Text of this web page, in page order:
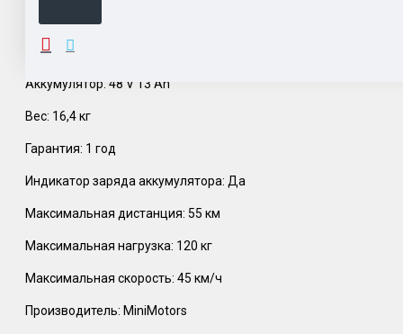
ОПИСАНИЕ
Аккумулятор: 48 V 13 Ah
Вес: 16,4 кг
Гарантия: 1 год
Индикатор заряда аккумулятора: Да
Максимальная дистанция: 55 км
Максимальная нагрузка: 120 кг
Максимальная скорость: 45 км/ч
Производитель: MiniMotors